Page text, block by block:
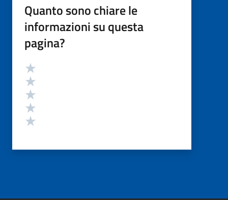
Quanto sono chiare le
informazioni su questa
pagina?
Valutazione